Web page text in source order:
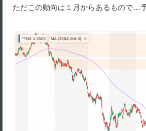
ただこの動向は１月からあるもので…